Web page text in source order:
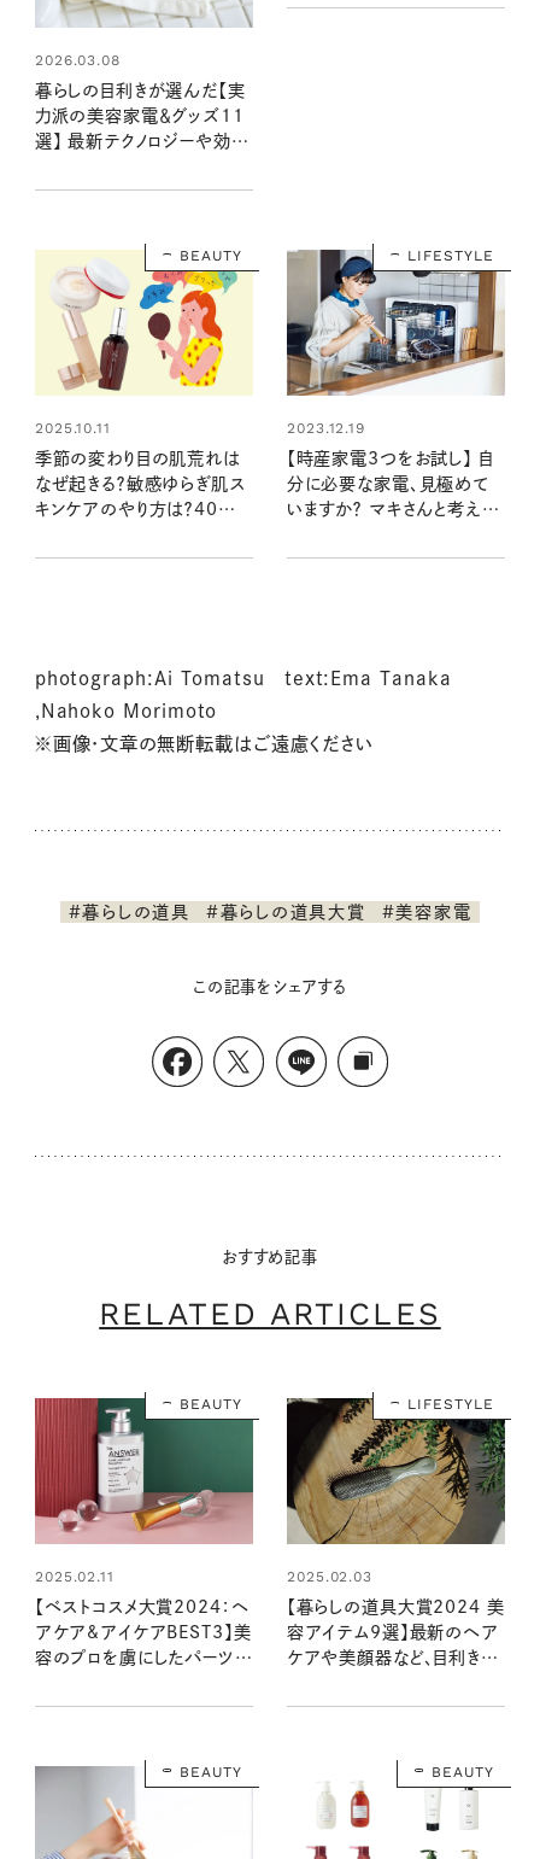
2026.03.08
暮らしの目利きが選んだ【実
力派の美容家電＆グッズ11
選】 最新テクノロジーや効果
2025
く大人の髪悩みを改善
BEAUTY
2025.10.11
季節の変わり目の肌荒れは
なぜ起きる？敏感ゆらぎ肌ス
キンケアのやり方は？40代・
プロおすすめコスメ・美容家
LIFESTYLE
2023.12.19
【時産家電3つをお試し】 自
分に必要な家電、見極めて
いますか？ マキさんと考える
photograph:Ai Tomatsu text:Ema Tanaka
,Nahoko Morimoto
※画像・文章の無断転載はご遠慮ください
#暮らしの道具 #暮らしの道具大賞 #美容家電
この記事をシェアする
おすすめ記事
RELATED ARTICLES
BEAUTY
2025.02.11
【ベストコスメ大賞2024：ヘ
アケア&アイケアBEST3】美
容のプロを虜にしたパーツケ
LIFESTYLE
2025.02.03
【暮らしの道具大賞2024 美
容アイテム9選】最新のヘア
ケアや美顔器など、目利きさ
BEAUTY BEAUTY